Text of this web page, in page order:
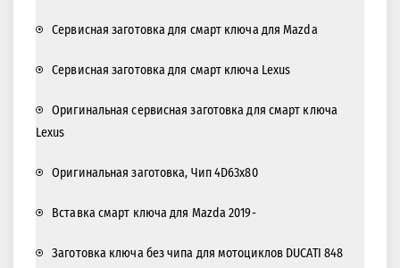
Сервисная заготовка для смарт ключа для Mazda
Сервисная заготовка для смарт ключа Lexus
Оригинальная сервисная заготовка для смарт ключа
Lexus
Оригинальная заготовка, Чип 4D63x80
Вставка смарт ключа для Mazda 2019-
Заготовка ключа без чипа для мотоциклов DUCATI 848